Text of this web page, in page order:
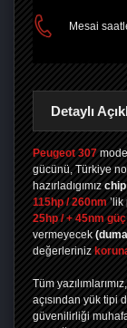
Mesai
Detaylı
Peugeot 307
gücünü, Türkiye
hazırladıgımız
115hp / 260nm
25hp / + 45nm güç
vermeyecek
değerleriniz
Tüm
açısından yük tipi
güvenilirliği